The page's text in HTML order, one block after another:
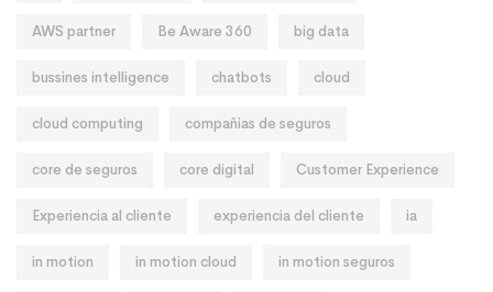
AWS partner Be Aware 360 big data
bussines intelligence chatbots cloud
cloud computing compañias de seguros
core de seguros core digital Customer Experience
Experiencia al cliente experiencia del cliente ia
in motion in motion cloud in motion seguros